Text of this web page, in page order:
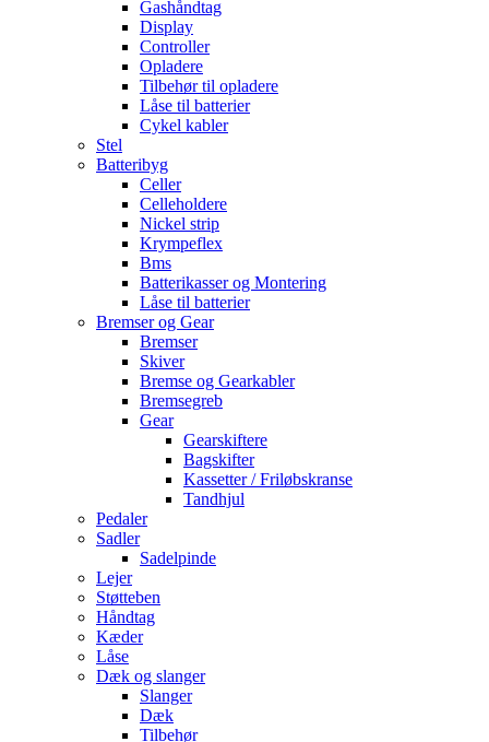
Gashåndtag
Display
Controller
Opladere
Tilbehør til opladere
Låse til batterier
Cykel kabler
Stel
Batteribyg
Celler
Celleholdere
Nickel strip
Krympeflex
Bms
Batterikasser og Montering
Låse til batterier
Bremser og Gear
Bremser
Skiver
Bremse og Gearkabler
Bremsegreb
Gear
Gearskiftere
Bagskifter
Kassetter / Friløbskranse
Tandhjul
Pedaler
Sadler
Sadelpinde
Lejer
Støtteben
Håndtag
Kæder
Låse
Dæk og slanger
Slanger
Dæk
Tilbehør